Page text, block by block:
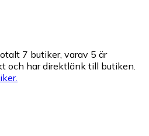
7 butiker, varav 5 är
och har direktlänk till butiken.